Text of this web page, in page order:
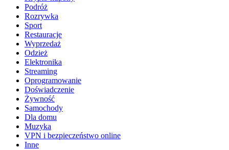
Podróż
Rozrywka
Sport
Restauracje
Wyprzedaż
Odzież
Elektronika
Streaming
Oprogramowanie
Doświadczenie
Żywność
Samochody
Dla domu
Muzyka
VPN i bezpieczeństwo online
Inne